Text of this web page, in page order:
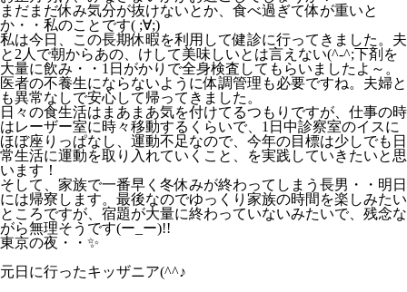
まだまだ休み気分が抜けないとか、食べ過ぎて体が重いと
か・・私のことです( ;∀;)
私は今日、この長期休暇を利用して健診に行ってきました。夫
と2人で朝からあの、けして美味しいとは言えない(^-^;下剤を
大量に飲み・・1日がかりで全身検査してもらいましたよ～。
医者の不養生にならないように体調管理も必要ですね。夫婦と
も異常なしで安心して帰ってきました。
日々の食生活はまあまあ気を付けてるつもりですが、仕事の時
はレーザー室に時々移動するくらいで、1日中診察室のイスに
ほぼ座りっぱなし、運動不足なので、今年の目標は少しでも日
常生活に運動を取り入れていくこと、を実践していきたいと思
います！
そして、家族で一番早く冬休みが終わってしまう長男・・明日
には帰寮します。最後なのでゆっくり家族の時間を楽しみたい
ところですが、宿題が大量に終わっていないみたいで、残念な
がら無理そうです(ー_ー)!!
東京の夜・・✨
元日に行ったキッザニア(^^♪